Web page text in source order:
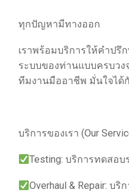
ทุกปัญหามีทางออก
เราพร้อมบริการให้คำป
ระบบของท่านแบบครบวง
ทีมงานมืออาชีพ มั่นใจได้
บริการของเรา (Our
Testing: บริการทดสอบ
Overhaul & Repair: บ